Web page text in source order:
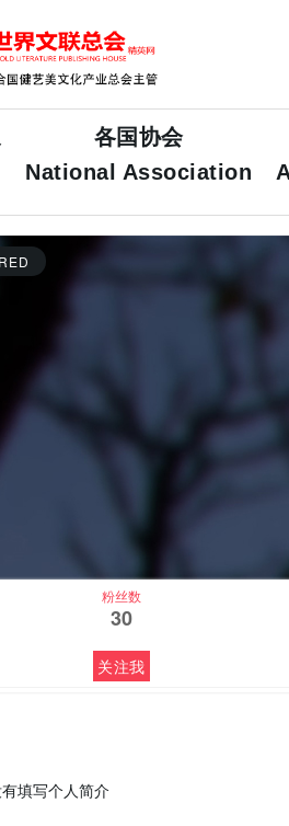
各国协会
National Association
粉丝数
30
关注我
填写个人简介